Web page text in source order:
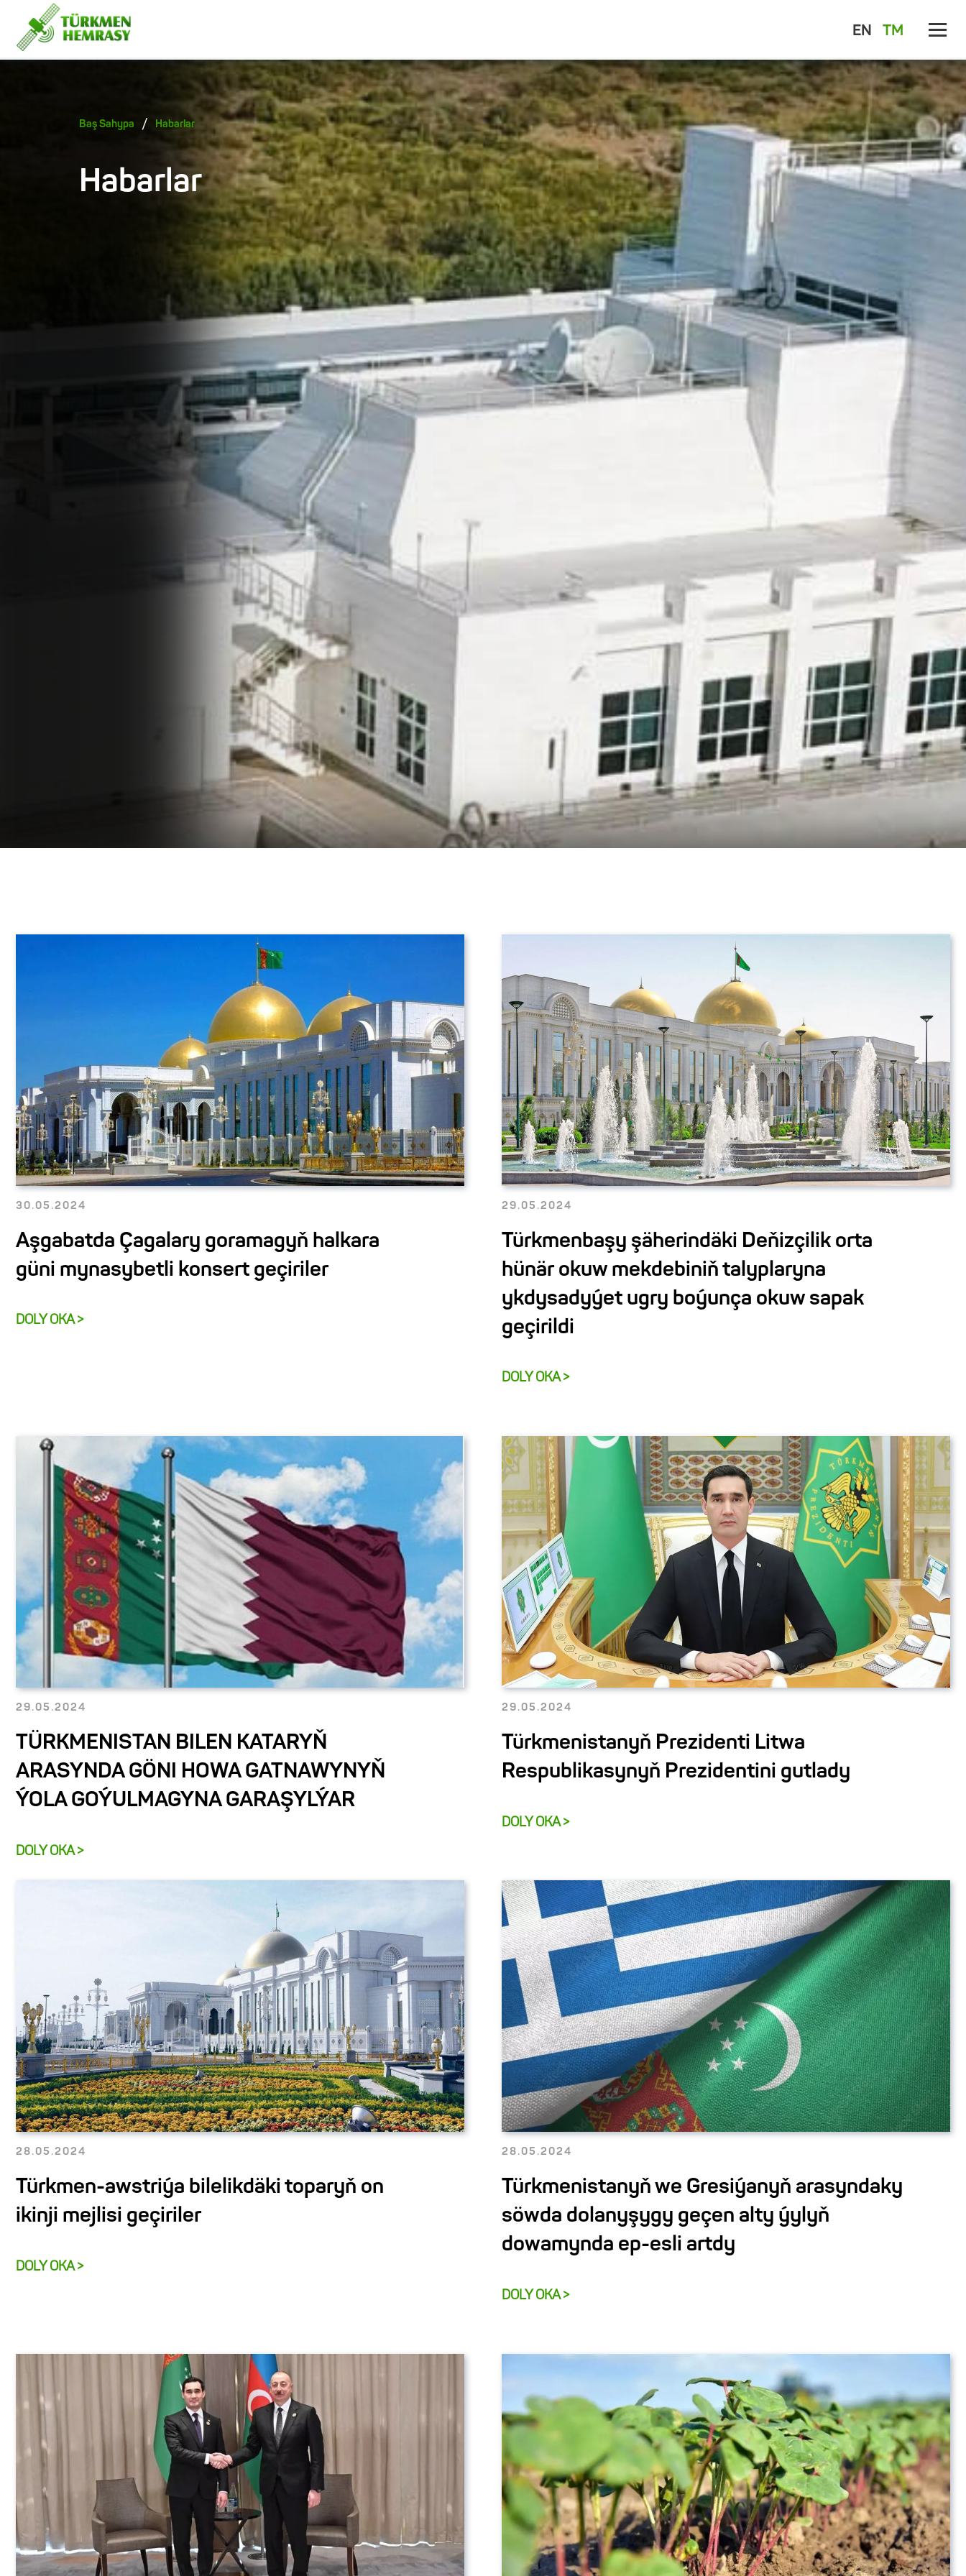
EN TM
Baş Sahypa / Habarlar
Habarlar
30.05.2024
Aşgabatda Çagalary goramagyň halkara
güni mynasybetli konsert geçiriler
DOLY OKA >
29.05.2024
Türkmenbaşy şäherindäki Deňizçilik orta
hünär okuw mekdebiniň talyplaryna
ykdysadyýet ugry boýunça okuw sapak
geçirildi
DOLY OKA >
29.05.2024
TÜRKMENISTAN BILEN KATARYŇ
ARASYNDA GÖNI HOWA GATNAWYNYŇ
ÝOLA GOÝULMAGYNA GARAŞYLÝAR
DOLY OKA >
29.05.2024
Türkmenistanyň Prezidenti Litwa
Respublikasynyň Prezidentini gutlady
DOLY OKA >
28.05.2024
Türkmen-awstriýa bilelikdäki toparyň on
ikinji mejlisi geçiriler
DOLY OKA >
28.05.2024
Türkmenistanyň we Gresiýanyň arasyndaky
söwda dolanyşygy geçen alty ýylyň
dowamynda ep-esli artdy
DOLY OKA >